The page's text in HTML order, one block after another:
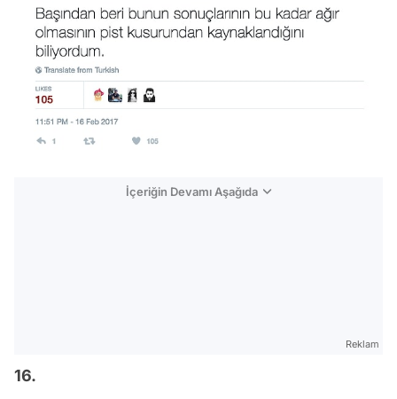
İçeriğin Devamı Aşağıda
Reklam
16.